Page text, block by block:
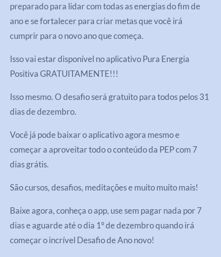
preparado para lidar com todas as energias do fim de
ano e se fortalecer para criar metas que você irá
cumprir para o novo ano que começa.
Isso vai estar disponível no aplicativo Pura Energia
Positiva GRATUITAMENTE!!!
Isso mesmo. O desafio será gratuito para todos pelos 31
dias de dezembro.
Você já pode baixar o aplicativo agora mesmo e
começar a aproveitar todo o conteúdo da PEP com 7
dias grátis.
São cursos, desafios, meditaçõese muito muitomais!
Baixe agora, conheça o app, use sem pagar nada por 7
dias e aguarde até o dia 1º de dezembro quando irá
começar o incrível Desafio de Ano novo!